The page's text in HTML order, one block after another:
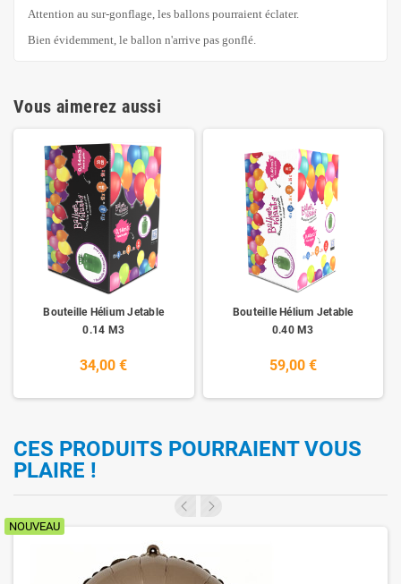
Attention au sur-gonflage, les ballons pourraient éclater.
Bien évidemment, le ballon n'arrive pas gonflé.
Vous aimerez aussi
Bouteille Hélium Jetable
0.14 M3
34,00 €
Bouteille Hélium Jetable
0.40 M3
59,00 €
CES PRODUITS POURRAIENT VOUS
PLAIRE !
NOUVEAU